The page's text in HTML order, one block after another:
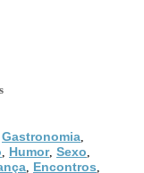
Gastronomia
Humor, Sexo
Encontros